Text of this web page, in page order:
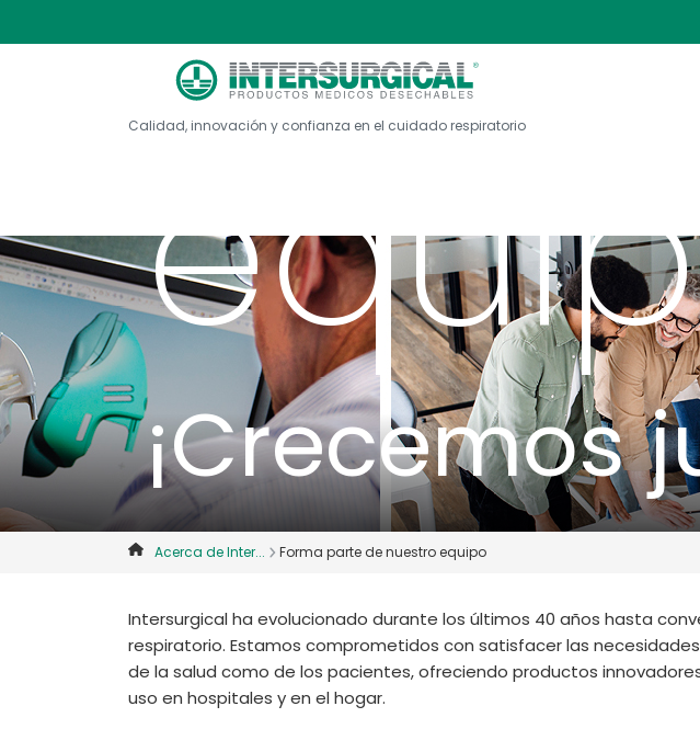
Calidad, innovación y confianza en el cuidado respiratorio
¡Crecemos
Acerca de Inter... Forma parte de nuestro equipo
Intersurgical ha evolucionado durante los últimos 40 años hasta
respiratorio. Estamos comprometidos con satisfacer las
de la salud como de los pacientes, ofreciendo productos
uso en hospitales y en el hogar.